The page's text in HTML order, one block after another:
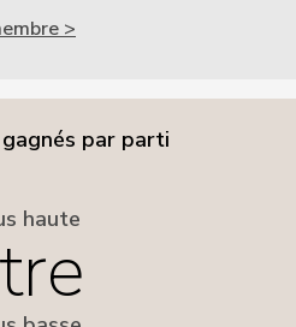
>
par parti
haute